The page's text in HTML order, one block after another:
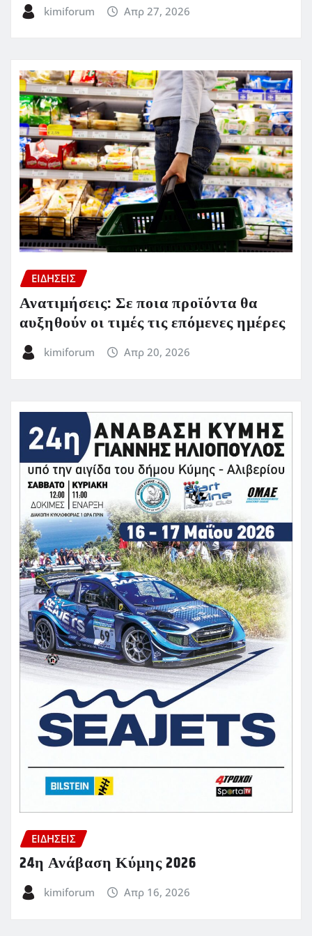
kimiforum Απρ 27, 2026
ΕΙΔΗΣΕΙΣ
Ανατιμήσεις: Σε ποια προϊόντα θα
αυξηθούν οι τιμές τις επόμενες ημέρες
kimiforum Απρ 20, 2026
ΕΙΔΗΣΕΙΣ
24η Ανάβαση Κύμης 2026
kimiforum Απρ 16, 2026